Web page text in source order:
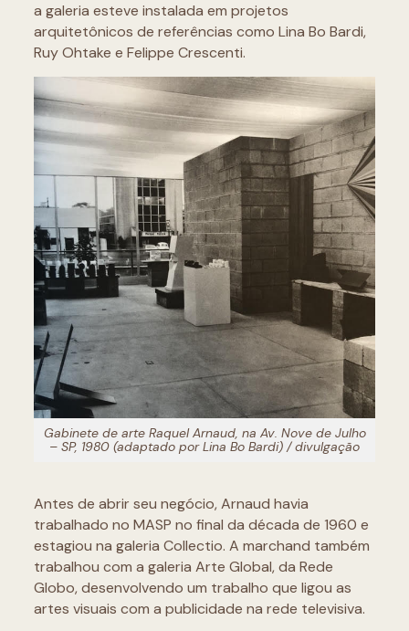
a galeria esteve instalada em projetos
arquitetônicos de referências como Lina Bo Bardi,
Ruy Ohtake e Felippe Crescenti.
Gabinete de arte Raquel Arnaud, na Av. Nove de Julho
– SP, 1980 (adaptado por Lina Bo Bardi) / divulgação
Antes de abrir seu negócio, Arnaud havia
trabalhado no MASP no final da década de 1960 e
estagiou na galeria Collectio. A marchand também
trabalhou com a galeria Arte Global, da Rede
Globo, desenvolvendo um trabalho que ligou as
artes visuais com a publicidade na rede televisiva.